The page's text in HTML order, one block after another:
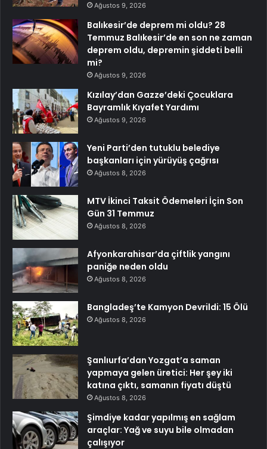
Ağustos 9, 2026
Balıkesir’de deprem mi oldu? 28
Temmuz Balıkesir’de en son ne zaman
deprem oldu, depremin şiddeti belli
mi?
Ağustos 9, 2026
Kızılay’dan Gazze’deki Çocuklara
Bayramlık Kıyafet Yardımı
Ağustos 9, 2026
Yeni Parti’den tutuklu belediye
başkanları için yürüyüş çağrısı
Ağustos 8, 2026
MTV İkinci Taksit Ödemeleri İçin Son
Gün 31 Temmuz
Ağustos 8, 2026
Afyonkarahisar’da çiftlik yangını
paniğe neden oldu
Ağustos 8, 2026
Bangladeş’te Kamyon Devrildi: 15 Ölü
Ağustos 8, 2026
Şanlıurfa’dan Yozgat’a saman
yapmaya gelen üretici: Her şey iki
katına çıktı, samanın fiyatı düştü
Ağustos 8, 2026
Şimdiye kadar yapılmış en sağlam
araçlar: Yağ ve suyu bile olmadan
çalışıyor